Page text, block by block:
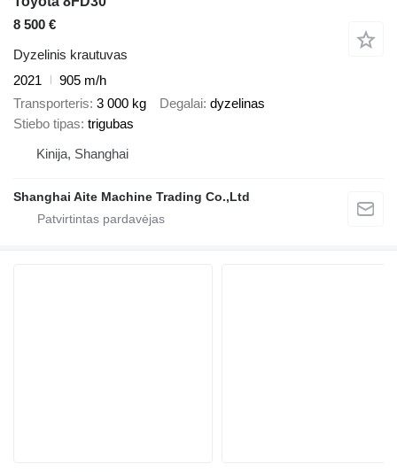
8 500 €
Dyzelinis krautuvas
2021
905 m/h
Transporteris 3 000 kg Degalai dyzelinas
Stiebo tipas trigubas
Kinija, Shanghai
Shanghai Aite Machine Trading Co.,Ltd